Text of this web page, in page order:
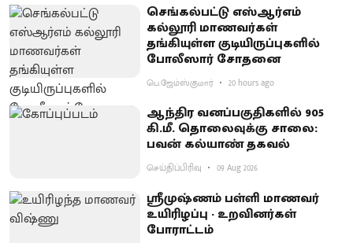
செங்கல்பட்டு எஸ்ஆர்எம்
கல்லூரி மாணவர்கள்
தங்கியுள்ள குடியிருப்புகளில்
போலீஸார் சோதனை
பெ.ஜேம்ஸ்குமார் 20 hours ago
ஆந்திர வனப்பகுதிகளில் 905
கி.மீ. தொலைவுக்கு சாலை:
பவன் கல்யாண் தகவல்
செய்திப்பிரிவு 09 Aug 2026
ஸ்ரீமுஷ்ணம் பள்ளி மாணவர்
உயிரிழப்பு - உறவினர்கள்
போராட்டம்